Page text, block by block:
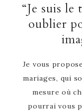
“Je suis
oublier
Je vous
mariages, qui
mesure où
pourrai vous